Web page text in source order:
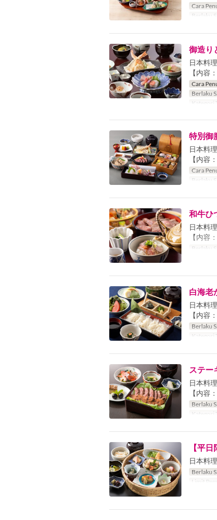
Cara
Berlaku
御造り
日本料
【内容
Cara
Berlaku
Kategori
特別御
日本料
【内容
Cara
Berlaku
和牛ひ
日本料
【内容
Berlaku
白海老
日本料
【内容
Berlaku
Kategori
ステー
日本料
【内容
Berlaku
Kategori
【平
日本料
Berlaku
Limit